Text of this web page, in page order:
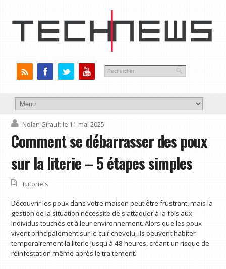
Nolan Girault le 11 mai 2025
Comment se débarrasser des poux
sur la literie – 5 étapes simples
Tutoriels
Découvrir les poux dans votre maison peut être frustrant, mais la
gestion de la situation nécessite de s'attaquer à la fois aux
individus touchés et à leur environnement. Alors que les poux
vivent principalement sur le cuir chevelu, ils peuvent habiter
temporairement la literie jusqu'à 48 heures, créant un risque de
réinfestation même après le traitement.